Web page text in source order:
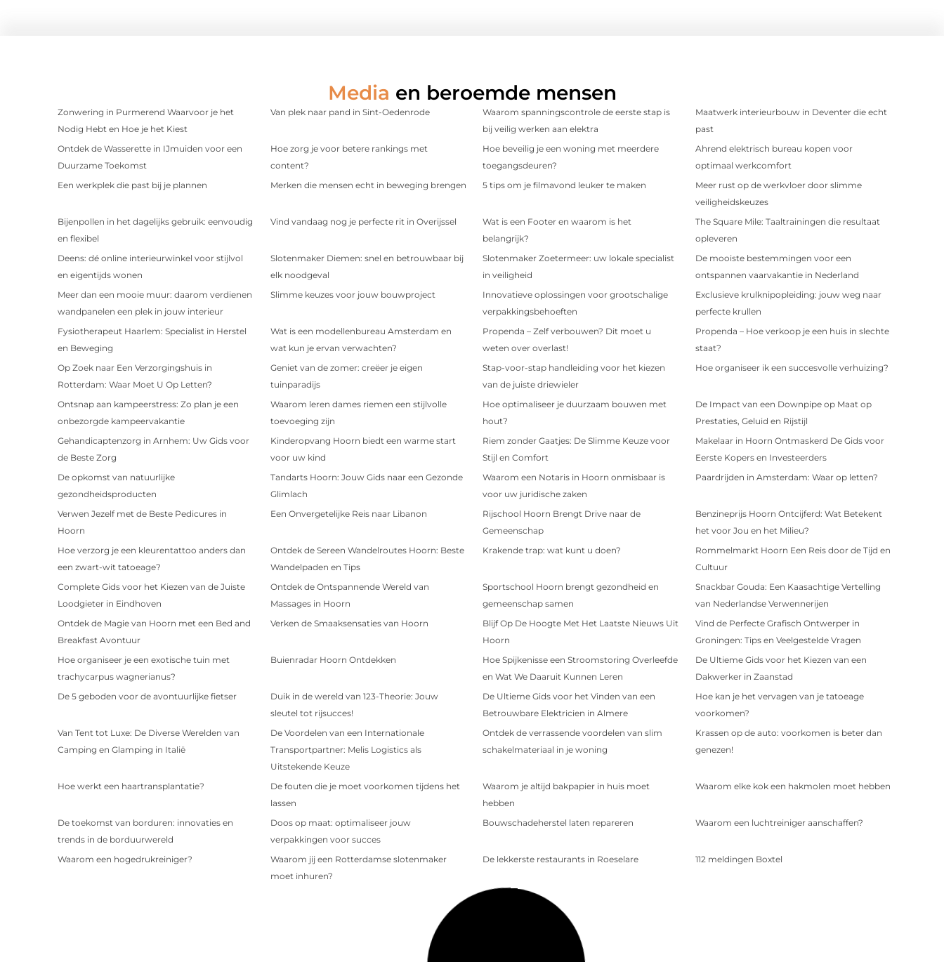
Media en beroemde mensen
Zonwering in Purmerend Waarvoor je het
Nodig Hebt en Hoe je het Kiest
Van plek naar pand in Sint-Oedenrode
Waarom spanningscontrole de eerste stap is
bij veilig werken aan elektra
Maatwerk interieurbouw in Deventer die echt
past
Ontdek de Wasserette in IJmuiden voor een
Duurzame Toekomst
Hoe zorg je voor betere rankings met
content?
Hoe beveilig je een woning met meerdere
toegangsdeuren?
Ahrend elektrisch bureau kopen voor
optimaal werkcomfort
Een werkplek die past bij je plannen
Merken die mensen echt in beweging brengen 5 tips om je filmavond leuker te maken
Meer rust op de werkvloer door slimme
veiligheidskeuzes
Bijenpollen in het dagelijks gebruik: eenvoudig
en flexibel
Vind vandaag nog je perfecte rit in Overijssel
Wat is een Footer en waarom is het
belangrijk?
The Square Mile: Taaltrainingen die resultaat
opleveren
Deens: dé online interieurwinkel voor stijlvol
en eigentijds wonen
Slotenmaker Diemen: snel en betrouwbaar bij
elk noodgeval
Slotenmaker Zoetermeer: uw lokale specialist
in veiligheid
De mooiste bestemmingen voor een
ontspannen vaarvakantie in Nederland
Meer dan een mooie muur: daarom verdienen
wandpanelen een plek in jouw interieur
Slimme keuzes voor jouw bouwproject
Innovatieve oplossingen voor grootschalige
verpakkingsbehoeften
Exclusieve krulknipopleiding: jouw weg naar
perfecte krullen
Fysiotherapeut Haarlem: Specialist in Herstel
en Beweging
Wat is een modellenbureau Amsterdam en
wat kun je ervan verwachten?
Propenda – Zelf verbouwen? Dit moet u
weten over overlast!
Propenda – Hoe verkoop je een huis in slechte
staat?
Op Zoek naar Een Verzorgingshuis in
Rotterdam: Waar Moet U Op Letten?
Geniet van de zomer: creëer je eigen
tuinparadijs
Stap-voor-stap handleiding voor het kiezen
van de juiste driewieler
Hoe organiseer ik een succesvolle verhuizing?
Ontsnap aan kampeerstress: Zo plan je een
onbezorgde kampeervakantie
Waarom leren dames riemen een stijlvolle
toevoeging zijn
Hoe optimaliseer je duurzaam bouwen met
hout?
De Impact van een Downpipe op Maat op
Prestaties, Geluid en Rijstijl
Gehandicaptenzorg in Arnhem: Uw Gids voor
de Beste Zorg
Kinderopvang Hoorn biedt een warme start
voor uw kind
Riem zonder Gaatjes: De Slimme Keuze voor
Stijl en Comfort
Makelaar in Hoorn Ontmaskerd De Gids voor
Eerste Kopers en Investeerders
De opkomst van natuurlijke
gezondheidsproducten
Tandarts Hoorn: Jouw Gids naar een Gezonde
Glimlach
Waarom een Notaris in Hoorn onmisbaar is
voor uw juridische zaken
Paardrijden in Amsterdam: Waar op letten?
Verwen Jezelf met de Beste Pedicures in
Hoorn
Een Onvergetelijke Reis naar Libanon
Rijschool Hoorn Brengt Drive naar de
Gemeenschap
Benzineprijs Hoorn Ontcijferd: Wat Betekent
het voor Jou en het Milieu?
Hoe verzorg je een kleurentattoo anders dan
een zwart-wit tatoeage?
Ontdek de Sereen Wandelroutes Hoorn: Beste
Wandelpaden en Tips
Krakende trap: wat kunt u doen?
Rommelmarkt Hoorn Een Reis door de Tijd en
Cultuur
Complete Gids voor het Kiezen van de Juiste
Loodgieter in Eindhoven
Ontdek de Ontspannende Wereld van
Massages in Hoorn
Sportschool Hoorn brengt gezondheid en
gemeenschap samen
Snackbar Gouda: Een Kaasachtige Vertelling
van Nederlandse Verwennerijen
Ontdek de Magie van Hoorn met een Bed and
Breakfast Avontuur
Verken de Smaaksensaties van Hoorn
Blijf Op De Hoogte Met Het Laatste Nieuws Uit
Hoorn
Vind de Perfecte Grafisch Ontwerper in
Groningen: Tips en Veelgestelde Vragen
Hoe organiseer je een exotische tuin met
trachycarpus wagnerianus?
Buienradar Hoorn Ontdekken
Hoe Spijkenisse een Stroomstoring Overleefde
en Wat We Daaruit Kunnen Leren
De Ultieme Gids voor het Kiezen van een
Dakwerker in Zaanstad
De 5 geboden voor de avontuurlijke fietser
Duik in de wereld van 123-Theorie: Jouw
sleutel tot rijsucces!
De Ultieme Gids voor het Vinden van een
Betrouwbare Elektricien in Almere
Hoe kan je het vervagen van je tatoeage
voorkomen?
Van Tent tot Luxe: De Diverse Werelden van
Camping en Glamping in Italië
De Voordelen van een Internationale
Transportpartner: Melis Logistics als
Uitstekende Keuze
Ontdek de verrassende voordelen van slim
schakelmateriaal in je woning
Krassen op de auto: voorkomen is beter dan
genezen!
Hoe werkt een haartransplantatie?
De fouten die je moet voorkomen tijdens het
lassen
Waarom je altijd bakpapier in huis moet
hebben
Waarom elke kok een hakmolen moet hebben
De toekomst van borduren: innovaties en
trends in de borduurwereld
Doos op maat: optimaliseer jouw
verpakkingen voor succes
Bouwschadeherstel laten repareren Waarom een luchtreiniger aanschaffen?
Waarom een hogedrukreiniger?
Waarom jij een Rotterdamse slotenmaker
moet inhuren?
De lekkerste restaurants in Roeselare 112 meldingen Boxtel
De betovering van Amsterdam
Vijf onmisbare items die je niet mag missen in